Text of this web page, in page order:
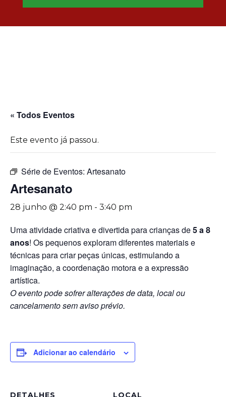
« Todos Eventos
Este evento já passou.
Série de Eventos: Artesanato
Artesanato
28 junho @ 2:40 pm - 3:40 pm
Uma atividade criativa e divertida para crianças de5 a 8
anos! Os pequenos exploram diferentes materiais e
técnicas para criar peças únicas, estimulando a
imaginação, a coordenação motora e a expressão
artística.
O evento pode sofrer alterações de data, local ou
cancelamento sem aviso prévio.
Adicionar ao calendário
DETALHES LOCAL